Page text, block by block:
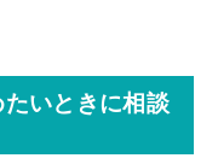
いときに相談